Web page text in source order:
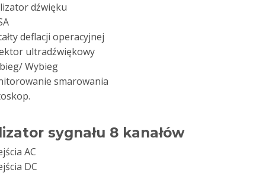
dźwięku
deflacji operacyjnej
ultradźwiękowy
Wybieg
smarowania
sygnału 8 kanałów
AC
DC